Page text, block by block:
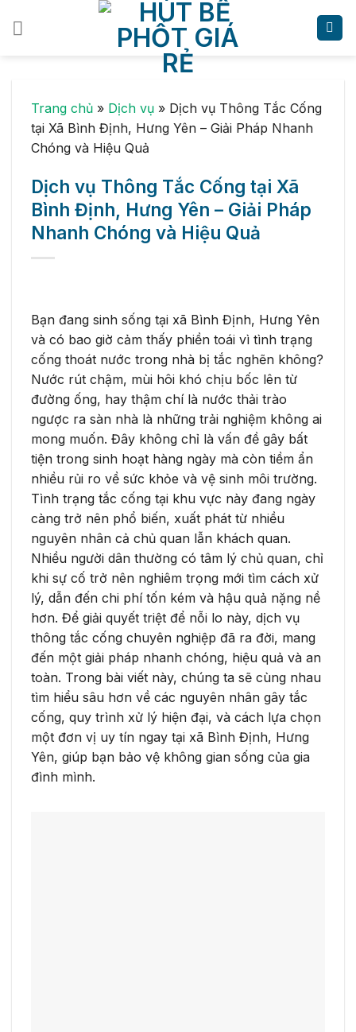
Trang chủ » Dịch vụ » Dịch vụ Thông Tắc Cống
tại Xã Bình Định, Hưng Yên – Giải Pháp Nhanh
Chóng và Hiệu Quả
Dịch vụ Thông Tắc Cống tại Xã
Bình Định, Hưng Yên – Giải Pháp
Nhanh Chóng và Hiệu Quả
Bạn đang sinh sống tại xã Bình Định, Hưng Yên
và có bao giờ cảm thấy phiền toái vì tình trạng
cống thoát nước trong nhà bị tắc nghẽn không?
Nước rút chậm, mùi hôi khó chịu bốc lên từ
đường ống, hay thậm chí là nước thải trào
ngược ra sàn nhà là những trải nghiệm không ai
mong muốn. Đây không chỉ là vấn đề gây bất
tiện trong sinh hoạt hàng ngày mà còn tiềm ẩn
nhiều rủi ro về sức khỏe và vệ sinh môi trường.
Tình trạng tắc cống tại khu vực này đang ngày
càng trở nên phổ biến, xuất phát từ nhiều
nguyên nhân cả chủ quan lẫn khách quan.
Nhiều người dân thường có tâm lý chủ quan, chỉ
khi sự cố trở nên nghiêm trọng mới tìm cách xử
lý, dẫn đến chi phí tốn kém và hậu quả nặng nề
hơn. Để giải quyết triệt để nỗi lo này, dịch vụ
thông tắc cống chuyên nghiệp đã ra đời, mang
đến một giải pháp nhanh chóng, hiệu quả và an
toàn. Trong bài viết này, chúng ta sẽ cùng nhau
tìm hiểu sâu hơn về các nguyên nhân gây tắc
cống, quy trình xử lý hiện đại, và cách lựa chọn
một đơn vị uy tín ngay tại xã Bình Định, Hưng
Yên, giúp bạn bảo vệ không gian sống của gia
đình mình.